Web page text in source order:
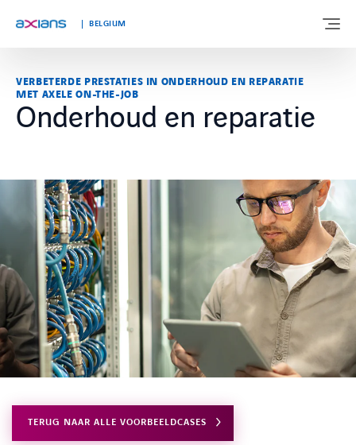
BELGIUM
OVER ONS
MARKTEN
KLANTVERHALEN
NIEUWS & INSIGHTS
WERKEN BIJ AXIANS
CONTACT
VERBETERDE PRESTATIES IN ONDERHOUD EN REPARATIE
MET AXELE ON-THE-JOB
Onderhoud en reparatie
TERUG NAAR ALLE VOORBEELDCASES